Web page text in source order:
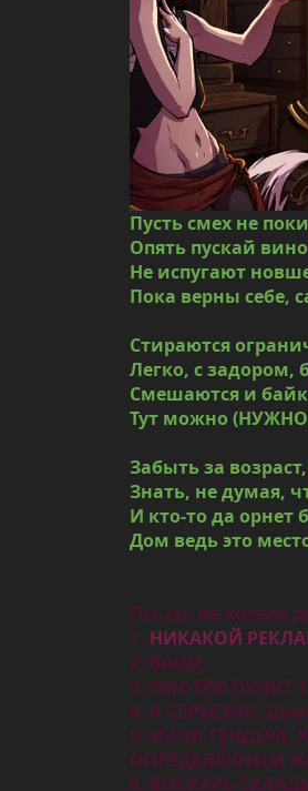
Пусть смех не
Опять пускай
Не испугают
Пока верны себе,
Стираются
Легко, с задором,
Смешаются и
Тут можно
Забыть за
Знать, не думая,
И кто-то да орнет
Дом ведь это
Пы.сы. не хотела
1. НИКАКОЙ
2. ВАЩЕ.
3. СМОТРИ ПУНКТ
4. Я СЕРЬЕЗНО,
5. ИЗ-ЗА
ОПРЕДЕЛЁННЫМ
6. ВИСКАРЬ